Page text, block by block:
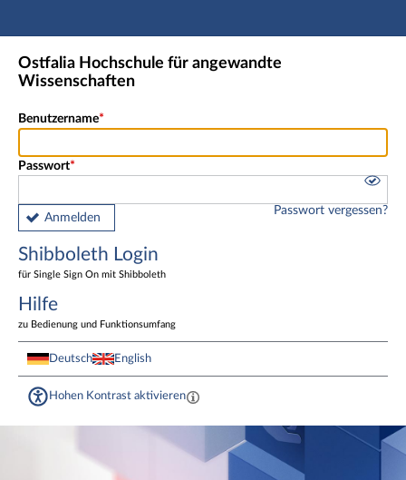
Hauptnavigation
Shibboleth Login
Ostfalia Hochschule für angewandte
Wissenschaften
Benutzername
Passwort
Anmelden
Passwort vergessen?
Shibboleth Login
für Single Sign On mit Shibboleth
Hilfe
zu Bedienung und Funktionsumfang
Deutsch English
Hohen Kontrast aktivieren